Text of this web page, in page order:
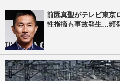
前園真聖がテレビ東京
性指摘も事故発生…頻